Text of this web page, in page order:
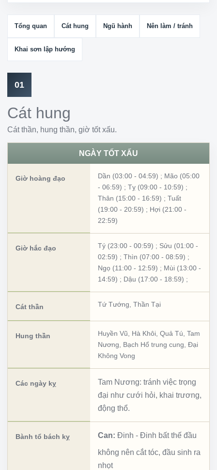
Tổng quan Cát hung Ngũ hành Nên làm / tránh
Khai sơn lập hướng
01
Cát hung
Cát thần, hung thần, giờ tốt xấu.
NGÀY TỐT XẤU
Giờ hoàng đạo Dần (03:00 - 04:59) ; Mão (05:00
- 06:59) ; Tỵ (09:00 - 10:59) ;
Thân (15:00 - 16:59) ; Tuất
(19:00 - 20:59) ; Hợi (21:00 -
22:59)
Giờ hắc đạo Tý (23:00 - 00:59) ; Sửu (01:00 -
02:59) ; Thìn (07:00 - 08:59) ;
Ngọ (11:00 - 12:59) ; Mùi (13:00 -
14:59) ; Dậu (17:00 - 18:59) ;
Cát thần Tứ Tướng Thần Tại
Hung thần Huyền Vũ Hà Khôi Quả Tú Tam
Nương
Bạch Hổ trung cung Đại
Không Vong
Các ngày kỵ
Tam Nương: tránh việc trọng
đại như cưới hỏi, khai trương,
động thổ.
Bành tổ bách kỵ Can: Đinh - Đinh bất thế đầu
không nên cắt tóc, đầu sinh ra
nhọt